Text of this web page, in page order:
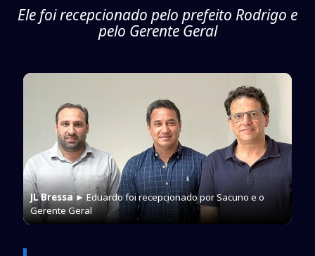
Ele foi recepcionado pelo prefeito Rodrigo e
pelo Gerente Geral
JL Bressa► Eduardo foi recepcionado por Sacuno e o
Gerente Geral